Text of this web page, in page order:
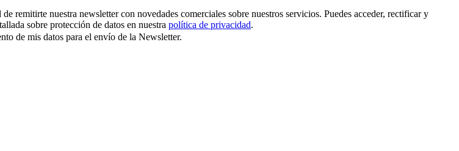
nuestra newsletter con novedades comerciales sobre nuestros servicios. Puedes acceder, rectificar y
sobre protección de datos en nuestra política de privacidad.
de mis datos para el envío de la Newsletter.